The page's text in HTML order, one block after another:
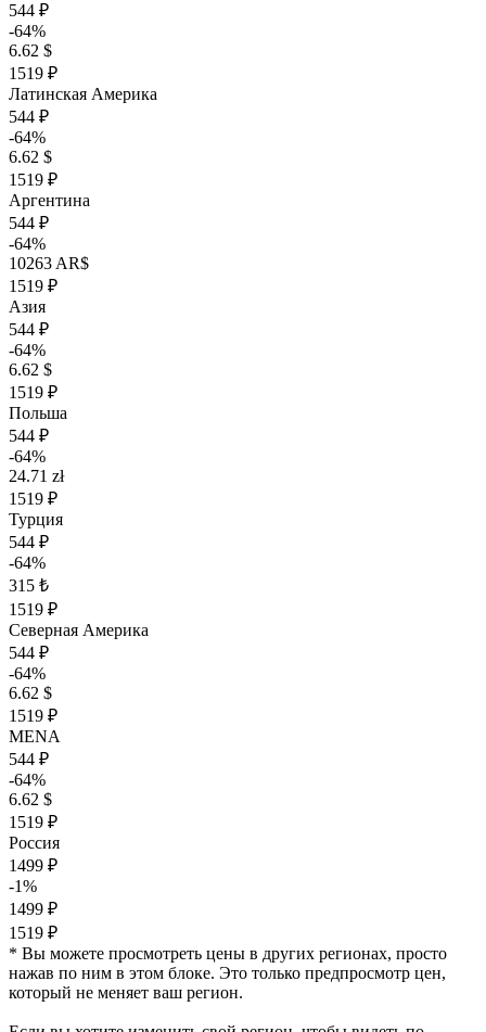
544 ₽
-64%
6.62 $
1519 ₽
Латинская Америка
544 ₽
-64%
6.62 $
1519 ₽
Аргентина
544 ₽
-64%
10263 AR$
1519 ₽
Азия
544 ₽
-64%
6.62 $
1519 ₽
Польша
544 ₽
-64%
24.71 zł
1519 ₽
Турция
544 ₽
-64%
315 ₺
1519 ₽
Северная Америка
544 ₽
-64%
6.62 $
1519 ₽
MENA
544 ₽
-64%
6.62 $
1519 ₽
Россия
1499 ₽
-1%
1499 ₽
1519 ₽
* Вы можете просмотреть цены в других регионах, просто
нажав по ним в этом блоке. Это только предпросмотр цен,
который не меняет ваш регион.